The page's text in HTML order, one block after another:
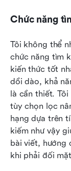
Chức năng
Tôi không thể
chức năng tìm
kiến thức tốt
dồi dào, khả
là cần thiết.
tùy chọn lọc
hạng dựa trên
kiếm như vậy
bài viết, hướng
khi phải đối